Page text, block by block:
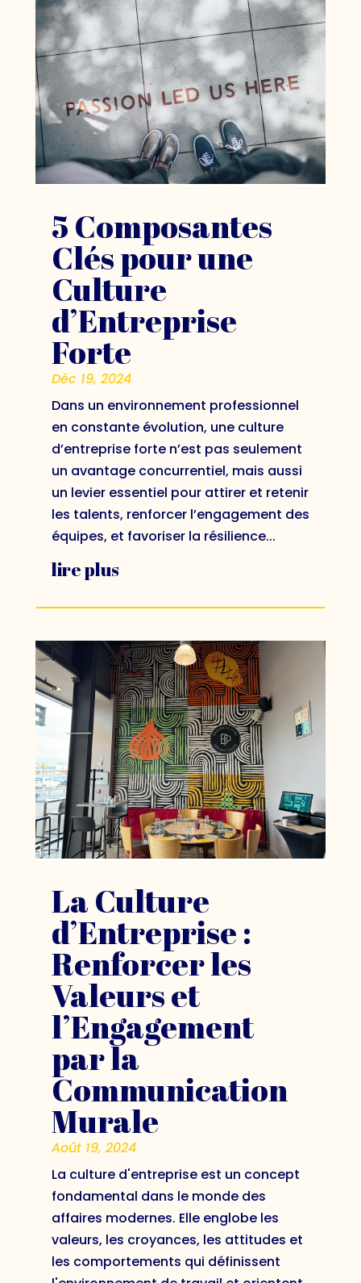
5 Composantes
Clés pour une
Culture
d’Entreprise
Forte
Déc 19, 2024
Dans un environnement professionnel
en constante évolution, une culture
d’entreprise forte n’est pas seulement
un avantage concurrentiel, mais aussi
un levier essentiel pour attirer et retenir
les talents, renforcer l’engagement des
équipes, et favoriser la résilience...
lire plus
La Culture
d’Entreprise :
Renforcer les
Valeurs et
l’Engagement
par la
Communication
Murale
Août 19, 2024
La culture d'entreprise est un concept
fondamental dans le monde des
affaires modernes. Elle englobe les
valeurs, les croyances, les attitudes et
les comportements qui définissent